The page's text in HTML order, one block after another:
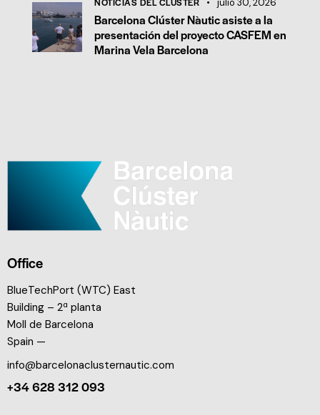
julio 30, 2026
Barcelona Clúster Nàutic asiste a la
presentación del proyecto CASFEM en
Marina Vela Barcelona
Office
BlueTechPort (WTC) East
Building – 2ª planta
Moll de Barcelona
Spain —
info@barcelonaclusternautic.com
+34 628 312 093